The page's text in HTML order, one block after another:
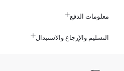
معلومات الدفع
التسليم والإرجاع والاستبدال